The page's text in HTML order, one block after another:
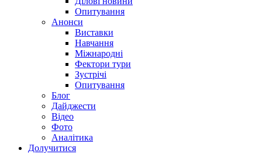
Опитування
Анонси
Виставки
Навчання
Міжнародні
Фектори тури
Зустрічі
Опитування
Блог
Дайджести
Відео
Фото
Аналітика
Долучитися